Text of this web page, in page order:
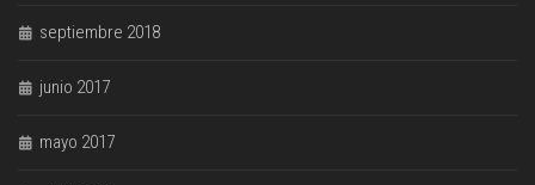
septiembre 2018
junio 2017
mayo 2017